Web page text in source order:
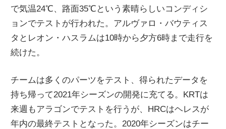
ク
ニ
ュ
ー
で気温24℃、路面35℃という素晴らしいコンディシ
ョンでテストが行われた。アルヴァロ・バウティス
タとレオン・ハスラムは10時から夕方6時まで走行を
続けた。
チームは多くのパーツをテスト、得られたデータを
持ち帰って2021年シーズンの開発に充てる。KRTは
来週もアラゴンでテストを行うが、HRCはヘレスが
年内の最終テストとなった。2020年シーズンはチー